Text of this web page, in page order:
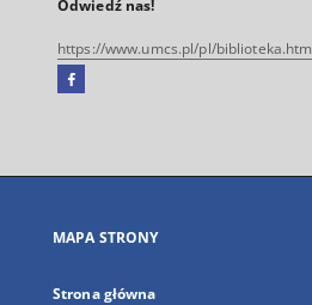
Odwiedź nas!
https://www.umcs.pl/pl/biblioteka.htm
Facebook
się
karcie
MAPA STRONY
Strona główna